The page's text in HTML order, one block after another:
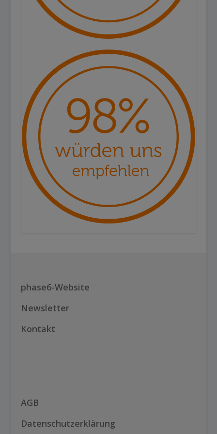
phase6-Website
Newsletter
Kontakt
AGB
Datenschutzerklärung